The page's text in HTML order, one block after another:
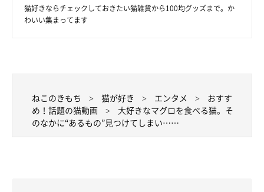
猫好きならチェックしておきたい猫雑貨から100均グッズまで。か
わいい集まってます
ねこのきもち 猫が好き エンタメ
おすす
め！話題の猫動画
大好きなマグロを食べる猫。そ
のなかに“あるもの”見つけてしまい……